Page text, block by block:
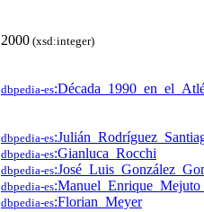
2000 (xsd:integer)
dbpedia-es
dbpedia-es
dbpedia-es:Gianluca_Rocchi
dbpedia-es
dbpedia-es
dbpedia-es:Florian_Meyer